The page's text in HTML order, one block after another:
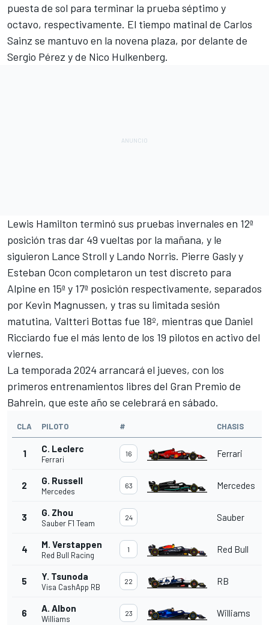
puesta de sol para terminar la prueba séptimo y
octavo, respectivamente. El tiempo matinal de Carlos
Sainz se mantuvo en la novena plaza, por delante de
Sergio Pérez y de Nico Hulkenberg.
Lewis Hamilton terminó sus pruebas invernales en 12ª
posición tras dar 49 vueltas por la mañana, y le
siguieron Lance Stroll y Lando Norris. Pierre Gaslyy
Esteban Ocon completaron un test discreto para
Alpine en 15ª y 17ª posición respectivamente, separados
por Kevin Magnussen, y tras su limitada sesión
matutina, Valtteri Bottas fue 18º, mientras que Daniel
Ricciardo fue el más lento de los 19 pilotos en activo del
viernes.
La temporada 2024arrancará el jueves, con los
primeros entrenamientos libres del Gran Premio de
Bahrein, que este año se celebrará en sábado.
CLA PILOTO # CHASIS
1 C. Leclerc
Ferrari
16 Ferrari
2 G. Russell
Mercedes
63 Mercedes
3 G. Zhou
Sauber F1 Team
24 Sauber
4 M. Verstappen
Red Bull Racing
1 Red Bull
5 Y. Tsunoda
Visa CashApp RB
22 RB
6 A. Albon
Williams
23 Williams